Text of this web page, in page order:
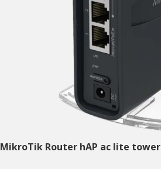
MikroTik Router hAP ac lite tower